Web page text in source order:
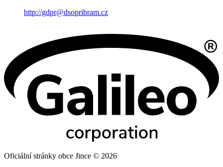
http://gdpr@dsopribram.cz
Oficiální stránky obce Jince © 2026